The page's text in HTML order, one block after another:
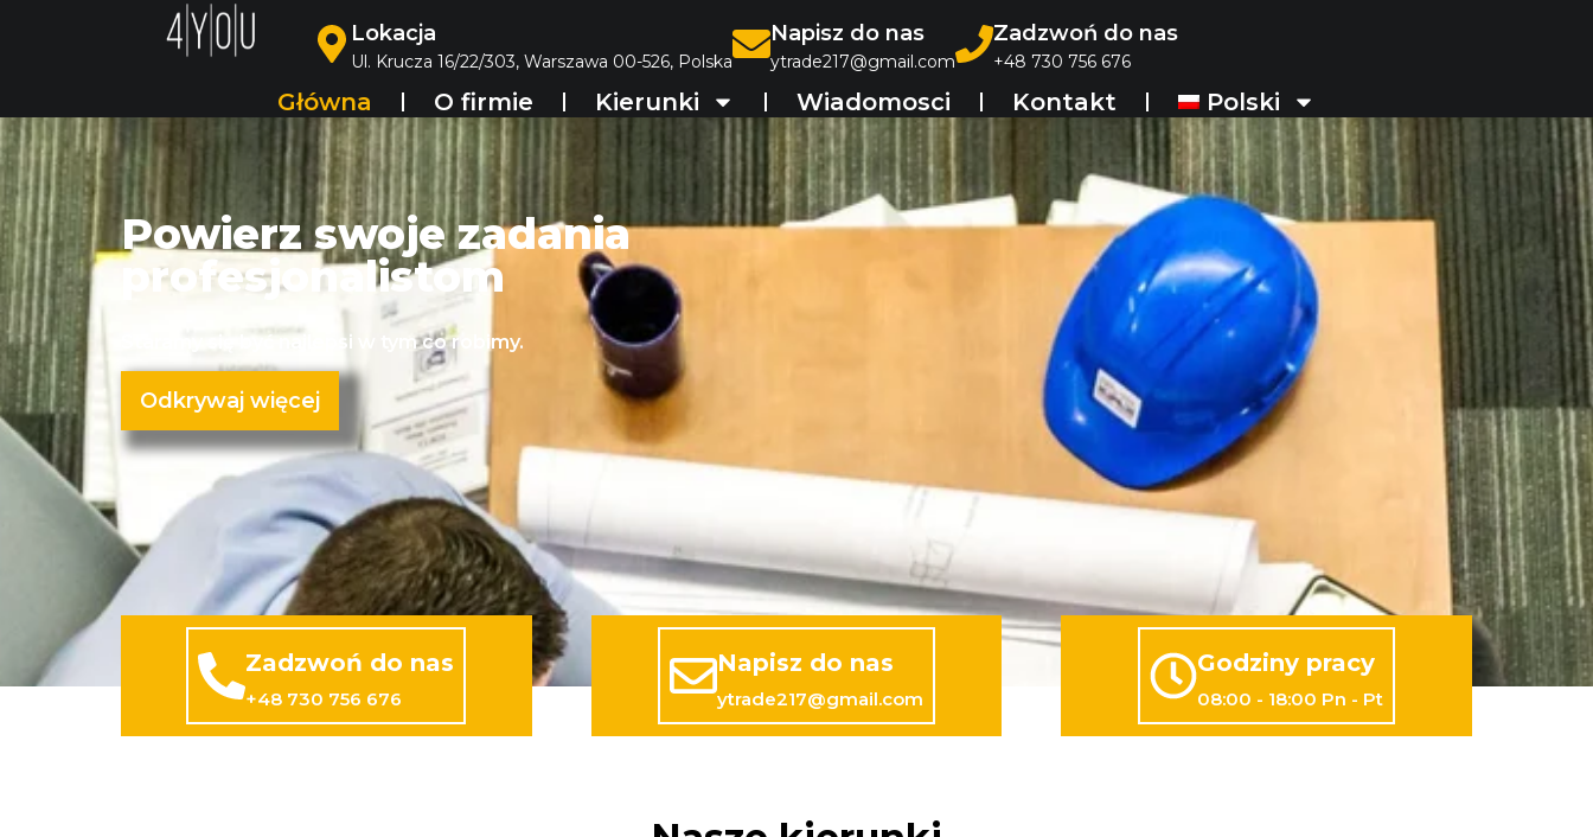
Lokacja
Ul. Krucza 16/22/303, Warszawa 00-526, Polska
Napisz do nas
ytrade217@gmail.com
Zadzwoń do nas
+48 730 756 676
Główna O firmie Kierunki Wiadomosci Kontakt Polski
Powierz swoje zadania
profesjonalistom
Staramy się być najlepsi w tym co robimy.
Odkrywaj więcej
Zadzwoń do nas
+48 730 756 676
Napisz do nas
ytrade217@gmail.com
Godziny pracy
08:00 - 18:00 Pn - Pt